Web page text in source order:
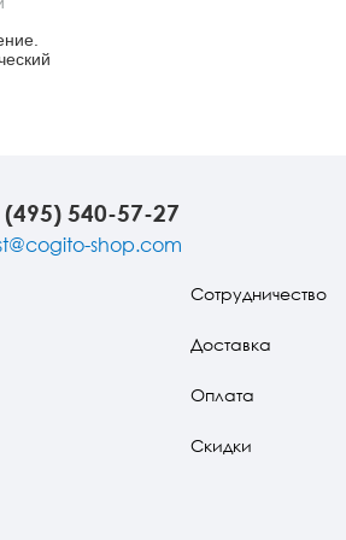
психотерапии
психоанализ
(495) 540-57-27
shop.com
Сотрудничество
Доставка
Оплата
Скидки